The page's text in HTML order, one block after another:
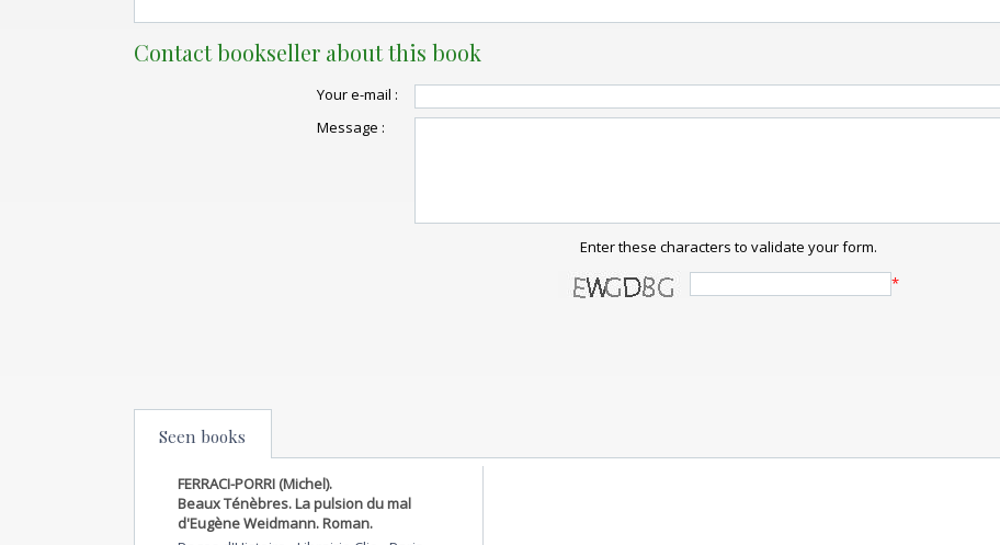
Contact bookseller about this book
Your e-mail :
Message :
Enter these characters to validate your form.
*
Seen books
FERRACI-PORRI (Michel).
Beaux Ténèbres. La pulsion du mal
d'Eugène Weidmann. Roman.